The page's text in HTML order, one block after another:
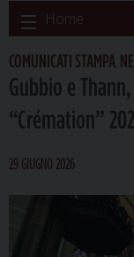
Skip
to
content
Home
COMUNICATI STAMPA
Gubbio e
“Crémation”
29 GIUGNO 2026